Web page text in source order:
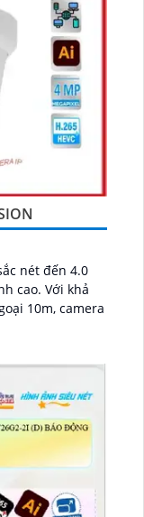
nét đến 4.0
khả
10m, camera